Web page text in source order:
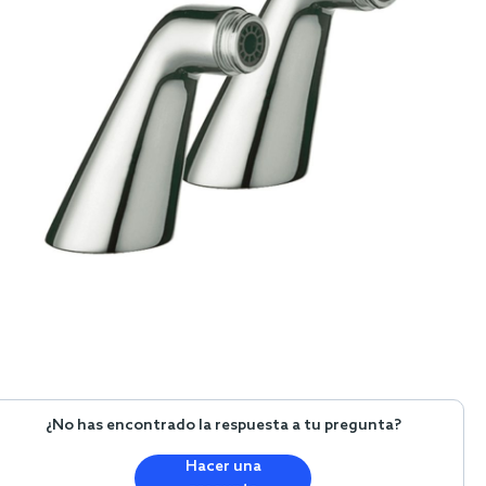
¿No has encontrado la respuesta a tu pregunta?
Hacer una